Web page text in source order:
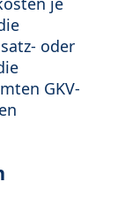
oder
GKV-